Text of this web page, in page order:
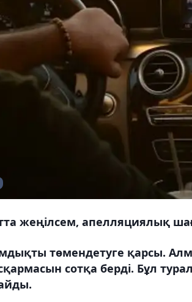
жеңілсем, апелляциялық
төмендетуге қарсы.
сотқа берді. Бұл